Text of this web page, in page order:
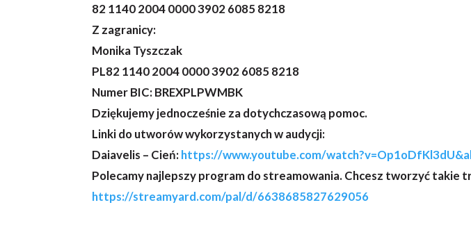
82 1140 2004 0000 3902 6085 8218
Z zagranicy:
Monika Tyszczak
PL82 1140 2004 0000 3902 6085 8218
Numer BIC: BREXPLPWMBK
Dziękujemy jednocześnie za dotychczasową pomoc.
Linki do utworów wykorzystanych w audycji:
Daiavelis – Cień: https://www.youtube.com/
Polecamy najlepszy program do streamowania. Chcesz tworzyć takie
https://streamyard.com/pal/d/6638685827629056